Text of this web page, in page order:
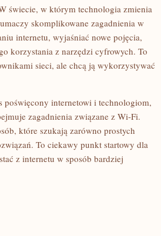
świecie, w którym technologia zmienia
skomplikowane zagadnienia w
internetu, wyjaśniać nowe pojęcia,
korzystania z narzędzi cyfrowych. To
sieci, ale chcą ją wykorzystywać
poświęcony internetowi i technologiom,
zagadnienia związane z Wi-Fi.
które szukają zarówno prostych
To ciekawy punkt startowy dla
z internetu w sposób bardziej